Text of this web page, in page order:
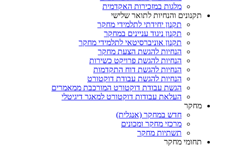
מלגות במזכירות האקדמית
תקנונים והנחיות לתואר שלישי
תקנון יחידתי לתלמידי מחקר
תקנון ניגוד עניינים במחקר
תקנון אוניברסיטאי לתלמידי מחקר
הנחיות להגשת הצעת מחקר
הנחיות להגשת פרויקט כשירות
הנחיות להגשת דוח התקדמות
הנחיות להגשת עבודת דוקטורט
הגשת עבודת דוקטורט המורכבת ממאמרים
העלאת עבודות דוקטורט למאגר דיגיטלי
מחקר
חדש במחקר (אנגלית)
מרכזי מחקר ומכונים
תשתיות מחקר
תחומי מחקר